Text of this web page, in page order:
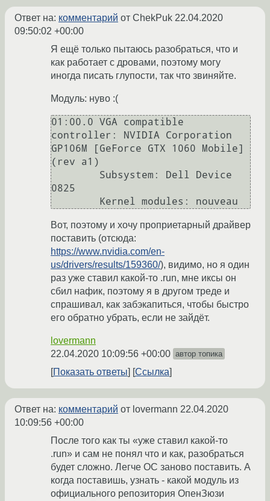
Ответ на: комментарий от ChekPuk 22.04.2020
09:50:02 +00:00
Я ещё только пытаюсь разобраться, что и
как работает с дровами, поэтому могу
иногда писать глупости, так что звиняйте.
Модуль: нуво :(
01:00.0 VGA compatible
controller: NVIDIA Corporation
GP106M [GeForce GTX 1060 Mobile]
(rev a1)
0825
Вот, поэтому и хочу проприетарный драйвер
поставить (отсюда:
https://www.nvidia.com/en-
us/drivers/results/159360/), видимо, но я один
раз уже ставил какой-то .run, мне иксы он
сбил нафик, поэтому я в другом треде и
спрашивал, как забэкапиться, чтобы быстро
его обратно убрать, если не зайдёт.
lovermann
22.04.2020 10:09:56 +00:00 автор топика
Показать ответы Ссылка
Ответ на: комментарий от lovermann 22.04.2020
10:09:56 +00:00
После того как ты «уже ставил какой-то
.run» и сам не понял что и как, разобраться
будет сложно. Легче ОС заново поставить. А
когда поставишь, узнать - какой модуль из
официального репозитория ОпенЗюзи